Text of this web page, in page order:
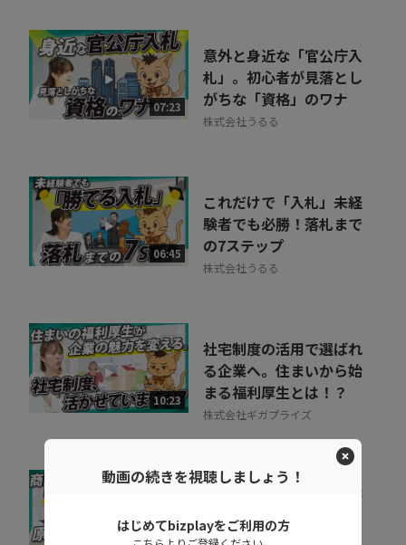
07:23
意外と身近な「官公庁入
札」。初心者が見落とし
がちな「資格」のワナ
株式会社うるる
06:45
これだけで「入札」未経
験者でも必勝！落札まで
の7ステップ
株式会社うるる
10:23
社宅制度の活用で選ばれ
る企業へ。住まいから始
まる福利厚生とは！？
株式会社ギガプライズ
リードの商談化率が上が
らない原因とは？アプロ
ーチ速度を上げる改...
動画の続きを視聴しましょう！
はじめてbizplayをご利用の方